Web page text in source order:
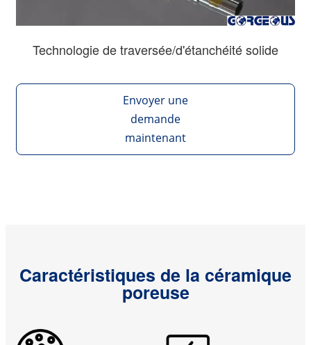
Technologie de traversée/d'étanchéité solide
Envoyer une
demande
maintenant
Caractéristiques de la céramique
poreuse